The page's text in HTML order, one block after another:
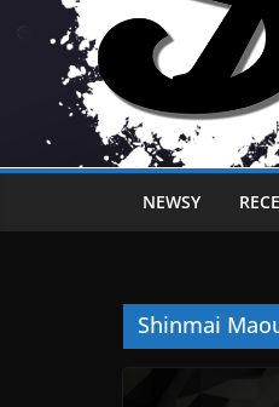
NEWSY
Shinmai